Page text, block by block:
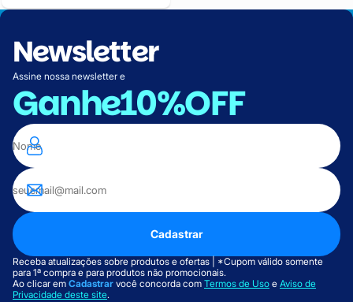
Newsletter
Assine nossa newsletter e
Ganhe10%OFF
Cadastrar
Receba atualizações sobre produtos e ofertas | *Cupom válido somente
para 1ª compra e para produtos não promocionais.
Ao clicar em Cadastrar você concorda com Termos de Uso e Aviso de
Privacidade deste site.